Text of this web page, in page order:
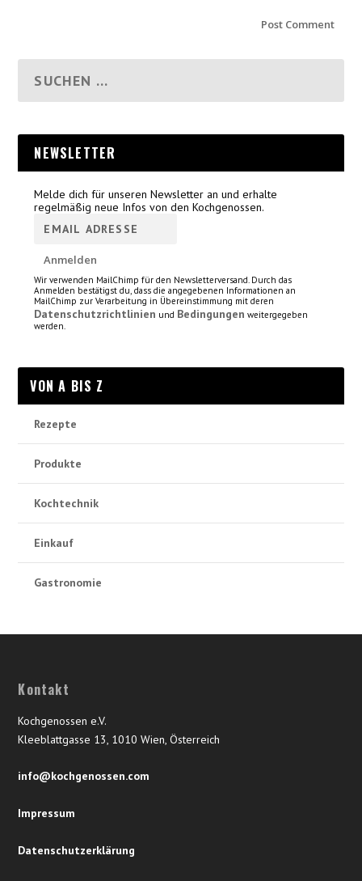
NEWSLETTER
Melde dich für unseren Newsletter an und erhalte
regelmäßig neue Infos von den Kochgenossen.
Wir verwenden MailChimp für den Newsletterversand. Durch das
Anmelden bestätigst du, dass die angegebenen Informationen an
MailChimp zur Verarbeitung in Übereinstimmung mit deren
Datenschutzrichtlinien und Bedingungen weitergegeben
werden.
VON A BIS Z
Rezepte
Produkte
Kochtechnik
Einkauf
Gastronomie
Kontakt
Kochgenossen e.V.
Kleeblattgasse 13, 1010 Wien, Österreich
info@kochgenossen.com
Impressum
Datenschutzerklärung